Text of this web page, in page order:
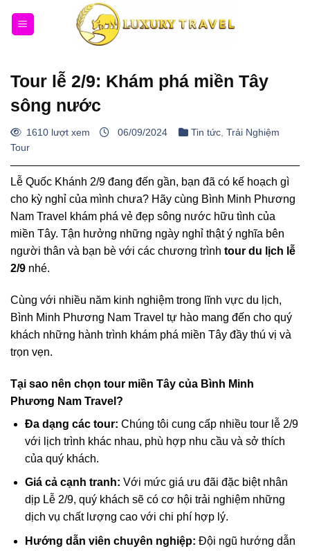
Tour lễ 2/9: Khám phá miền Tây
sông nước
1610 lượt xem 06/09/2024 Tin tức Trải Nghiệm
Tour
Lễ Quốc Khánh 2/9 đang đến gần, bạn đã có kế hoạch gì
cho kỳ nghỉ của mình chưa? Hãy cùng Bình Minh Phương
Nam Travel khám phá vẻ đẹp sông nước hữu tình của
miền Tây. Tận hưởng những ngày nghỉ thật ý nghĩa bên
người thân và bạn bè với các chương trình tour du lịch lễ
2/9 nhé.
Cùng với nhiều năm kinh nghiệm trong lĩnh vực du lịch,
Bình Minh Phương Nam Travel tự hào mang đến cho quý
khách những hành trình khám phá miền Tây đầy thú vị và
trọn vẹn.
Tại sao nên chọn tour miền Tây của Bình Minh
Phương Nam Travel?
Đa dạng các tour: Chúng tôi cung cấp nhiều tour lễ 2/9
với lịch trình khác nhau, phù hợp nhu cầu và sở thích
của quý khách.
Giá cả cạnh tranh: Với mức giá ưu đãi đặc biệt nhân
dịp Lễ 2/9, quý khách sẽ có cơ hội trải nghiệm những
dịch vụ chất lượng cao với chi phí hợp lý.
Hướng dẫn viên chuyên nghiệp: Đội ngũ hướng dẫn